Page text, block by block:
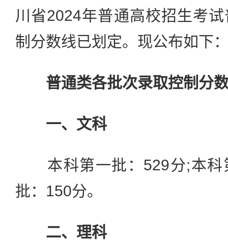
川省2024年普通高校招生考
制分数线已划定。现公布如下
普通类各批次录取控制分
一、文科
本科第一批：529分;本科
批：150分。
二、理科